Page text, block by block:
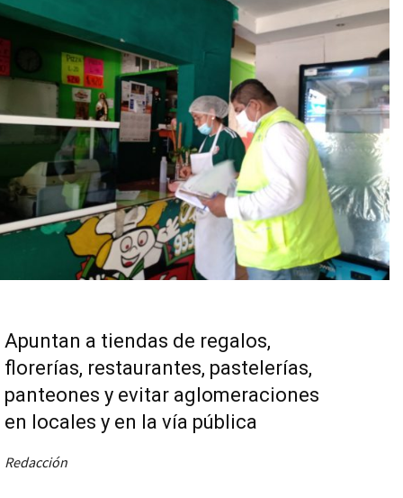
Apuntan a tiendas de regalos,
florerías, restaurantes, pastelerías,
panteones y evitar aglomeraciones
en locales y en la vía pública
Redacción